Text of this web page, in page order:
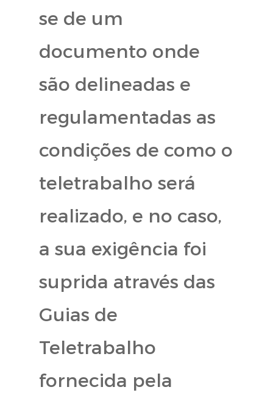
se de um
documento onde
são delineadas e
regulamentadas as
condições de como o
teletrabalho será
realizado, e no caso,
a sua exigência foi
suprida através das
Guias de
Teletrabalho
fornecida pela